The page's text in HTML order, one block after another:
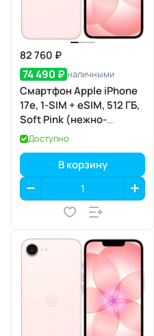
82 760 ₽
74 490 ₽ наличными
Смартфон Apple iPhone
17e, 1-SIM + eSIM, 512 ГБ,
Soft Pink (нежно-
розовый)
Доступно
В корзину